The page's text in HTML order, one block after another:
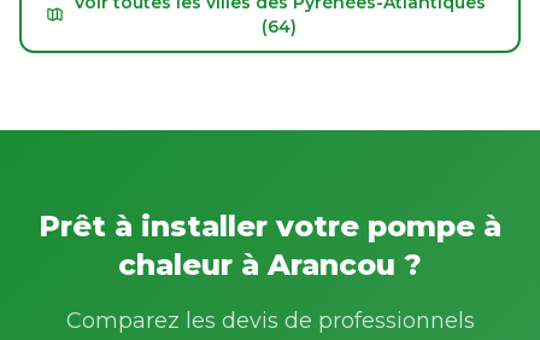
(64)
Prêt à installer votre pompe à
chaleur à Arancou ?
Comparez les devis de professionnels